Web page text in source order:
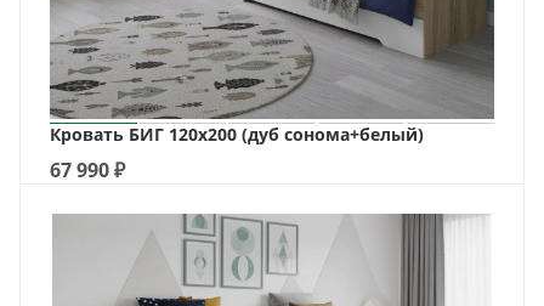
Кровать БИГ 120х200 (дуб сонома+белый)
67 990₽